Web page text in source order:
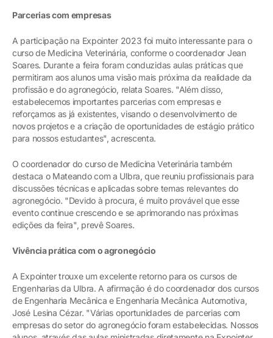
Parcerias com empresas
A participação na Expointer 2023 foi muito interessante para o
curso de Medicina Veterinária, conforme o coordenador Jean
Soares. Durante a feira foram conduzidas aulas práticas que
permitiram aos alunos uma visão mais próxima da realidade da
profissão e do agronegócio, relata Soares. "Além disso,
estabelecemos importantes parcerias com empresas e
reforçamos as já existentes, visando o desenvolvimento de
novos projetos e a criação de oportunidades de estágio prático
para nossos estudantes", acrescenta.
O coordenador do curso de Medicina Veterinária também
destaca o Mateando com a Ulbra, que reuniu profissionais para
discussões técnicas e aplicadas sobre temas relevantes do
agronegócio. "Devido à procura, é muito provável que esse
evento continue crescendo e se aprimorando nas próximas
edições da feira", prevê Soares.
Vivência prática com o agronegócio
A Expointer trouxe um excelente retorno para os cursos de
Engenharias da Ulbra. A afirmação é do coordenador dos cursos
de Engenharia Mecânica e Engenharia Mecânica Automotiva,
José Lesina Cézar. "Várias oportunidades de parcerias com
empresas do setor do agronegócio foram estabelecidas. Nossos